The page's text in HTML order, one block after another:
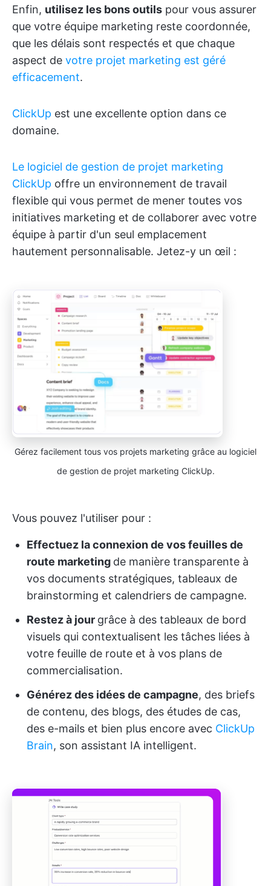
Enfin, utilisez les bons outils pour vous assurer
que votre équipe marketing reste coordonnée,
que les délais sont respectés et que chaque
aspect de votre projet marketing est géré
efficacement.
ClickUp est une excellente option dans ce
domaine.
Le logiciel de gestion de projet marketing
ClickUp offre un environnement de travail
flexible qui vous permet de mener toutes vos
initiatives marketing et de collaborer avec votre
équipe à partir d'un seul emplacement
hautement personnalisable. Jetez-y un œil :
Gérez facilement tous vos projets marketing grâce au logiciel
de gestion de projet marketing ClickUp.
Vous pouvez l'utiliser pour :
Effectuez la connexion de vos feuilles de
route marketing de manière transparente à
vos documents stratégiques, tableaux de
brainstorming et calendriers de campagne.
Restez à jour grâce à des tableaux de bord
visuels qui contextualisent les tâches liées à
votre feuille de route et à vos plans de
commercialisation.
Générez des idées de campagne, des briefs
de contenu, des blogs, des études de cas,
des e-mails et bien plus encore avec ClickUp
Brain, son assistant IA intelligent.